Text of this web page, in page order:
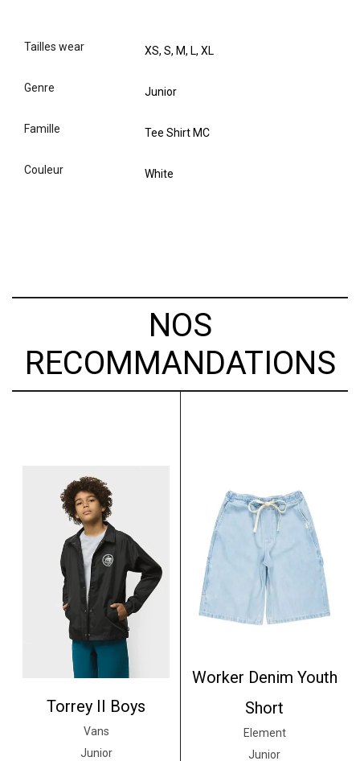
tailles wear XS, S, M, L, XL
genre Junior
famille Tee Shirt MC
couleur White
NOS
RECOMMANDATIONS
Torrey II Boys
Vans
Junior
Worker Denim Youth
Short
Element
Junior